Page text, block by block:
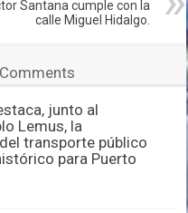
Santana cumple con la
calle Miguel Hidalgo.
Comments
junto al
Lemus, la
transporte público
para Puerto